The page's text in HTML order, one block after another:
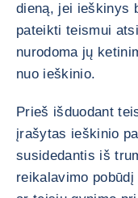
dieną, jei ieškinys
pateikti teismui
nurodoma jų
nuo ieškinio.
Prieš išduodant
įrašytas ieškinio
susidedantis iš
reikalavimo